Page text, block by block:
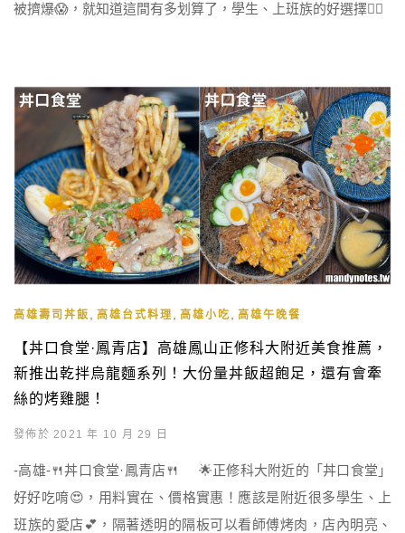
被擠爆😱，就知道這間有多划算了，學生、上班族的好選擇👍🏻
高雄壽司丼飯 高雄台式料理 高雄小吃 高雄午晚餐
【丼口食堂·鳳青店】高雄鳳山正修科大附近美食推薦，
新推出乾拌烏龍麵系列！大份量丼飯超飽足，還有會牽
絲的烤雞腿！
發佈於 2021 年 10 月 29 日
-高雄-🍴丼口食堂·鳳青店🍴 🌟正修科大附近的「丼口食堂」
好好吃唷😍，用料實在、價格實惠！應該是附近很多學生、上
班族的愛店💕，隔著透明的隔板可以看師傅烤肉，店內明亮、